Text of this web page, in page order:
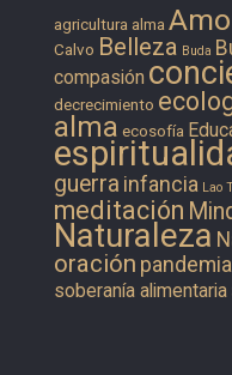
agricultura alma
Calvo Belleza Buda
compasión
decrecimiento
alma ecosofía
guerra infancia Lao
meditación
Naturaleza
oración pandemia
soberanía alimentaria